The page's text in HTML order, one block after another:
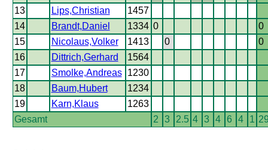
13 Lips,Christian
1457
14
Brandt,Daniel 1334 0
0
15
Nicolaus,Volker 1413 0
0
16
Dittrich,Gerhard
1564
17
Smolke,Andreas
1230
18
Baum,Hubert
1234
19
Karn,Klaus
1263
Gesamt
2 3 2.5 4 3 4 6 4 1